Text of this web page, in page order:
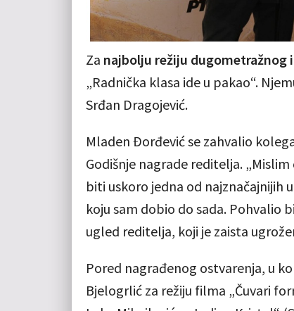
Za najbolju režiju dugometražnog
„Radnička klasa ide u pakao“.
Srđan Dragojević.
Mladen Đorđević se zahvalio
Godišnje nagrade reditelja.
biti uskoro jedna od najznačajnijih
koju sam dobio do sada. Pohvalio
ugled reditelja, koji je zaista
Pored nagrađenog ostvarenja, u
Bjelogrlić za režiju filma „Čuvari